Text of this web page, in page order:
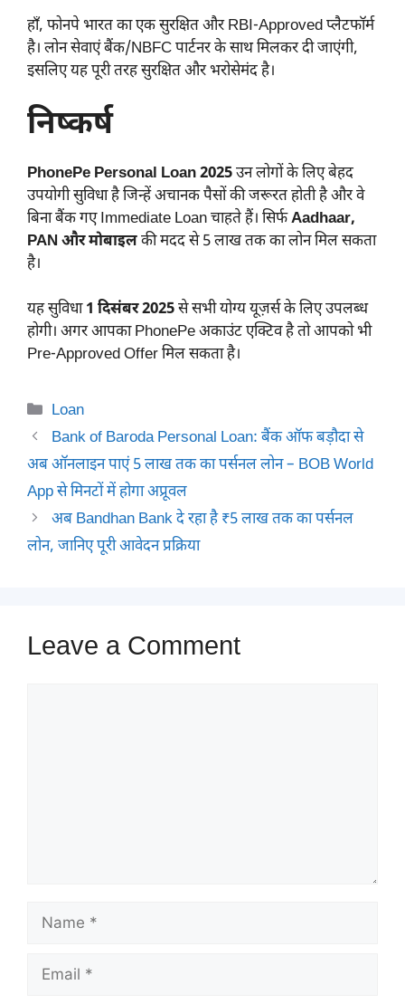
हाँ, फोनपे भारत का एक सुरक्षित और RBI-Approved प्लैटफॉर्म
है। लोन सेवाएं बैंक/NBFC पार्टनर के साथ मिलकर दी जाएंगी,
इसलिए यह पूरी तरह सुरक्षित और भरोसेमंद है।
निष्कर्ष
PhonePe Personal Loan 2025उन लोगों के लिए बेहद
उपयोगी सुविधा है जिन्हें अचानक पैसों की जरूरत होती है और वे
बिना बैंक गए Immediate Loan चाहते हैं। सिर्फAadhaar,
PAN और मोबाइलकी मदद से 5 लाख तक का लोन मिल सकता
है।
यह सुविधा1 दिसंबर 2025से सभी योग्य यूज़र्स के लिए उपलब्ध
होगी। अगर आपका PhonePe अकाउंट एक्टिव है तो आपको भी
Pre-Approved Offer मिल सकता है।
Categories
Loan
Bank of Baroda Personal Loan: बैंक ऑफ बड़ौदा से
अब ऑनलाइन पाएं 5 लाख तक का पर्सनल लोन – BOB World
App से मिनटों में होगा अप्रूवल
अब Bandhan Bank दे रहा है ₹5 लाख तक का पर्सनल
लोन, जानिए पूरी आवेदन प्रक्रिया
Leave a Comment
Name
Email